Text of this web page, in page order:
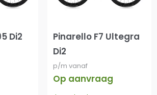
Di2
Pinarello F7 Ultegra
Di2
p/m vanaf
Op aanvraag